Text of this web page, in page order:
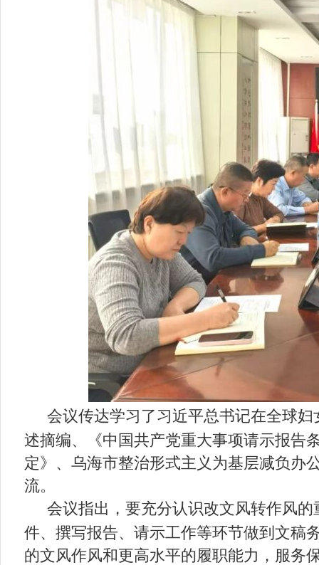
会议传达学习了习近平总书记在全球
述摘编、《中国共产党重大事项请示报告
定》、乌海市整治形式主义为基层减负办
流。
会议指出， 要充分认识改文风转作风
件、撰写报告、请示工作等环节做到文稿
的文风作风和更高水平的履职能力，服务